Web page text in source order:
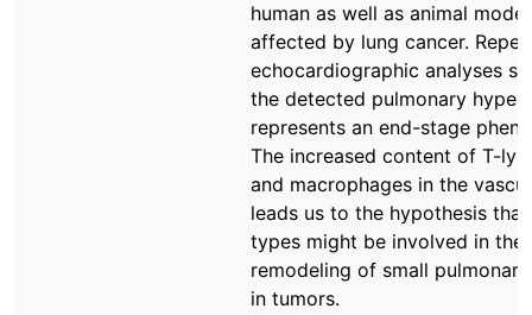
human as well as animal
affected by lung cancer.
echocardiographic analyses
the detected pulmonary
represents an end-stage
The increased content of T-
and macrophages in the
leads us to the hypothesis
types might be involved in the
remodeling of small
in tumors.